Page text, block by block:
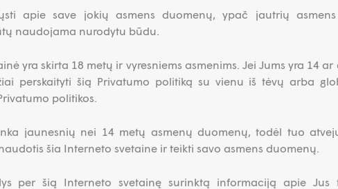
apie save jokių asmens duomenų, ypač jautrių
naudojama nurodytu būdu.
yra skirta 18 metų ir vyresniems asmenims. Jei Jums yra 14
perskaityti šią Privatumo politiką su vienu iš tėvų arba
politikos.
jaunesnių nei 14 metų asmenų duomenų, todėl tuo
šia Interneto svetaine ir teikti savo asmens duomenų.
per šią Interneto svetainę surinktą informaciją apie